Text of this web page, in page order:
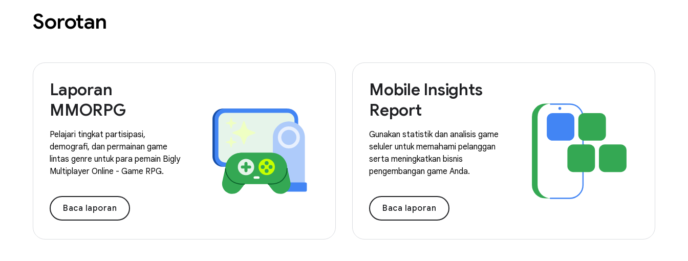
Sorotan
Laporan
MMORPG
Pelajari tingkat partisipasi,
demografi, dan permainan game
lintas genre untuk para pemain Bigly
Multiplayer Online - Game RPG.
Baca laporan
Mobile Insights
Report
Gunakan statistik dan analisis game
seluler untuk memahami pelanggan
serta meningkatkan bisnis
pengembangan game Anda.
Baca laporan